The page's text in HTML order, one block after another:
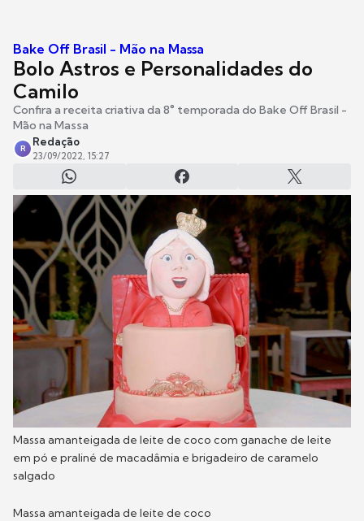
Bake Off Brasil - Mão na Massa
Bolo Astros e Personalidades do
Camilo
Confira a receita criativa da 8° temporada do Bake Off Brasil -
Mão na Massa
R
Redação
23/09/2022, 15:27
Massa amanteigada de leite de coco com ganache de leite
em pó e praliné de macadâmia e brigadeiro de caramelo
salgado
Massa amanteigada de leite de coco